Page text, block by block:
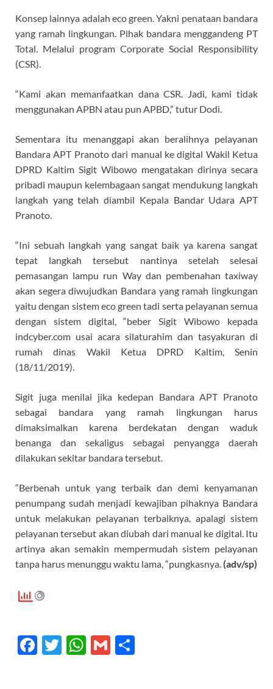
Konsep lainnya adalah eco green. Yakni penataan bandara
yang ramah lingkungan. Pihak bandara menggandeng PT
Total. Melalui program Corporate Social Responsibility
(CSR).
“Kami akan memanfaatkan dana CSR. Jadi, kami tidak
menggunakan APBN atau pun APBD,” tutur Dodi.
Sementara itu menanggapi akan beralihnya pelayanan
Bandara APT Pranoto dari manual ke digital Wakil Ketua
DPRD Kaltim Sigit Wibowo mengatakan dirinya secara
pribadi maupun kelembagaan sangat mendukung langkah
langkah yang telah diambil Kepala Bandar Udara APT
Pranoto.
“Ini sebuah langkah yang sangat baik ya karena sangat
tepat langkah tersebut nantinya setelah selesai
pemasangan lampu run Way dan pembenahan taxiway
akan segera diwujudkan Bandara yang ramah lingkungan
yaitu dengan sistem eco green tadi serta pelayanan semua
dengan sistem digital, “beber Sigit Wibowo kepada
indcyber.com usai acara silaturahim dan tasyakuran di
rumah dinas Wakil Ketua DPRD Kaltim, Senin
(18/11/2019).
Sigit juga menilai jika kedepan Bandara APT Pranoto
sebagai bandara yang ramah lingkungan harus
dimaksimalkan karena berdekatan dengan waduk
benanga dan sekaligus sebagai penyangga daerah
dilakukan sekitar bandara tersebut.
“Berbenah untuk yang terbaik dan demi kenyamanan
penumpang sudah menjadi kewajiban pihaknya Bandara
untuk melakukan pelayanan terbaiknya, apalagi sistem
pelayanan tersebut akan diubah dari manual ke digital. Itu
artinya akan semakin mempermudah sistem pelayanan
tanpa harus menunggu waktu lama, “pungkasnya. (adv/sp)
F
T
W G